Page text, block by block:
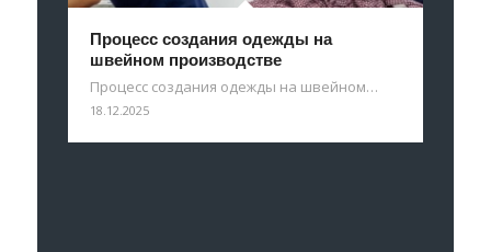
Процесс создания одежды на
швейном производстве
Процесс создания одежды на швейном…
18.12.2025